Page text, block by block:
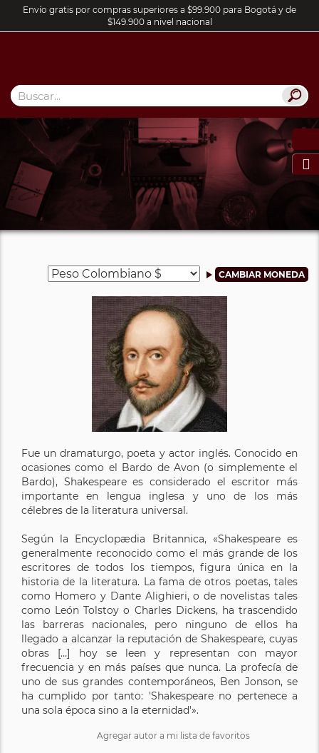
Envío gratis por compras superiores a $99.900 para Bogotá y de
$149.900 a nivel nacional

Fue un dramaturgo, poeta y actor inglés. Conocido en
ocasiones como el Bardo de Avon (o simplemente el
Bardo), Shakespeare es considerado el escritor más
importante en lengua inglesa y uno de los más
célebres de la literatura universal.
Según la Encyclopædia Britannica, «Shakespeare es
generalmente reconocido como el más grande de los
escritores de todos los tiempos, figura única en la
historia de la literatura. La fama de otros poetas, tales
como Homero y Dante Alighieri, o de novelistas tales
como León Tolstoy o Charles Dickens, ha trascendido
las barreras nacionales, pero ninguno de ellos ha
llegado a alcanzar la reputación de Shakespeare, cuyas
obras […] hoy se leen y representan con mayor
frecuencia y en más países que nunca. La profecía de
uno de sus grandes contemporáneos, Ben Jonson, se
ha cumplido por tanto: 'Shakespeare no pertenece a
una sola época sino a la eternidad'».
Agregar autor a mi lista de favoritos